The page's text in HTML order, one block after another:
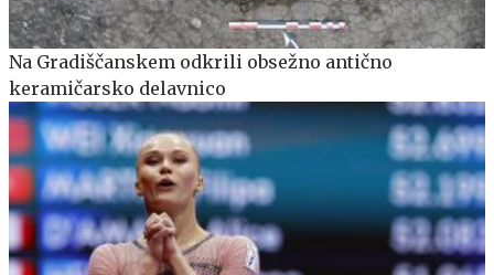
Na Gradiščanskem odkrili obsežno antično
keramičarsko delavnico